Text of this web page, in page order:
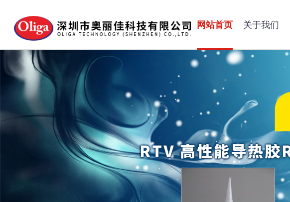
网站首页 关于我们
网站首页 关于我们